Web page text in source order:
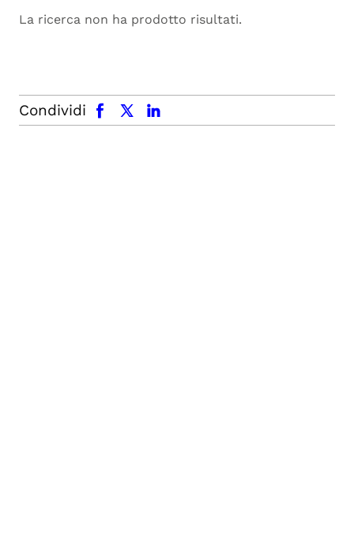
La ricerca non ha prodotto risultati.
Condividi
facebook x.com linkedin